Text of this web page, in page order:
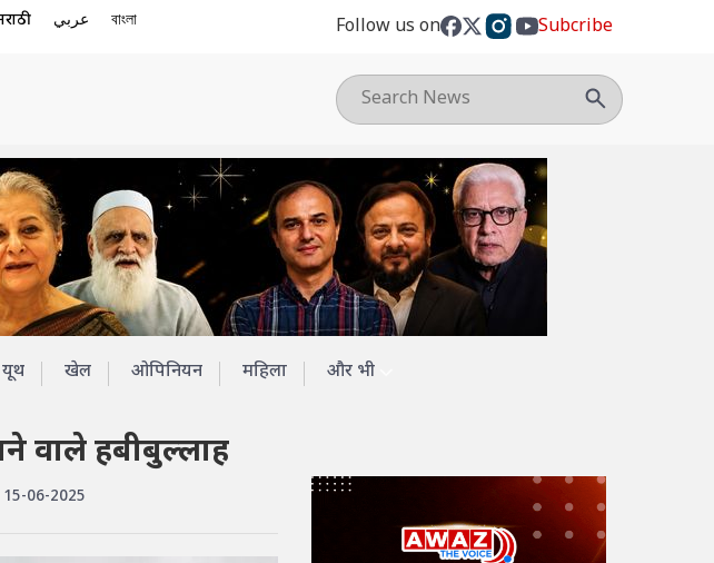
عربي বাংলা Follow us on Subcribe
यूथ खेल ओपिनियन महिला और भी
वाले हबीबुल्लाह
15-06-2025